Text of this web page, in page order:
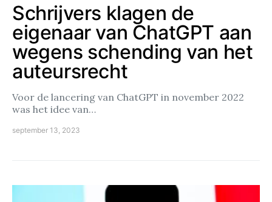
Schrijvers klagen de
eigenaar van ChatGPT aan
wegens schending van het
auteursrecht
Voor de lancering van ChatGPT in november 2022
was het idee van…
september 13, 2023